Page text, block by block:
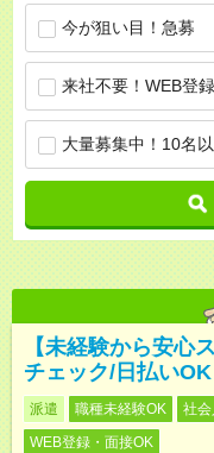
今が狙い目！急募
来社不要！WEB登
大量募集中！10名
【未経験から安心
チェック/日払いOK
派遣 職種未経験OK 社
WEB登録・面接OK